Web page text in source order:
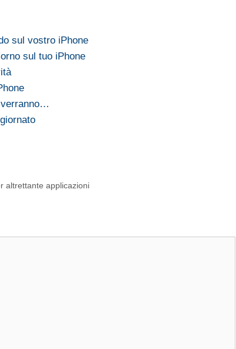
sul vostro iPhone
sul tuo iPhone
verranno…
altrettante applicazioni